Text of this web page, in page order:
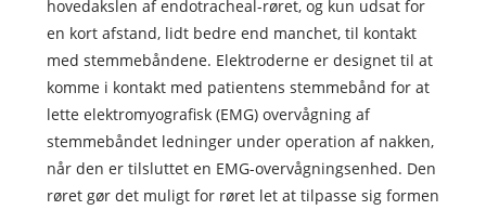
hovedakslen af endotracheal-røret, og kun udsat for
en kort afstand, lidt bedre end manchet, til kontakt
med stemmebåndene. Elektroderne er designet til at
komme i kontakt med patientens stemmebånd for at
lette elektromyografisk (EMG) overvågning af
stemmebåndet ledninger under operation af nakken,
når den er tilsluttet en EMG-overvågningsenhed. Den
røret gør det muligt for røret let at tilpasse sig formen